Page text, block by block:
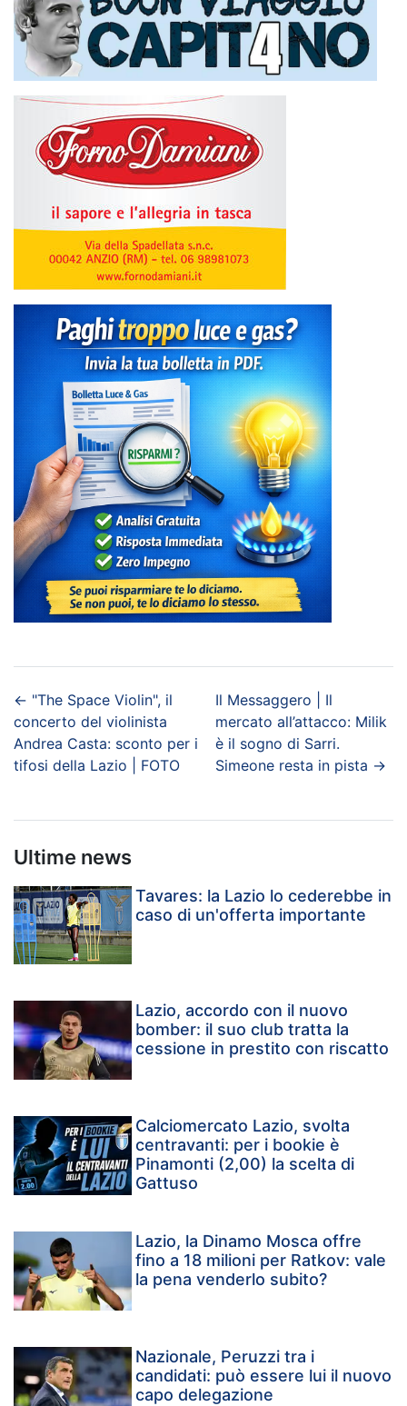
← "The Space Violin", il
concerto del violinista
Andrea Casta: sconto per i
tifosi della Lazio | FOTO
Il Messaggero | Il
mercato all’attacco: Milik
è il sogno di Sarri.
Simeone resta in pista →
Ultime news
Tavares: la Lazio lo cederebbe in
caso di un'offerta importante
Lazio, accordo con il nuovo
bomber: il suo club tratta la
cessione in prestito con riscatto
Calciomercato Lazio, svolta
centravanti: per i bookie è
Pinamonti (2,00) la scelta di
Gattuso
Lazio, la Dinamo Mosca offre
fino a 18 milioni per Ratkov: vale
la pena venderlo subito?
Nazionale, Peruzzi tra i
candidati: può essere lui il nuovo
capo delegazione